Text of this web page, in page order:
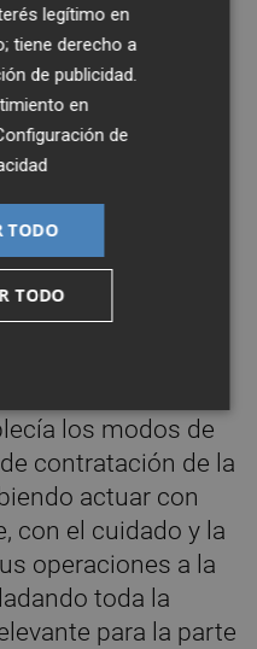
precisa de
del producto
firmaba
que
carácter
el significado y
de
financiero",
fecha "la
los modos de
contratación de la
actuar con
con el cuidado y la
operaciones a la
toda la
para la parte
legítimo en
tiene derecho a
de publicidad.
en
de
TODO
TODO